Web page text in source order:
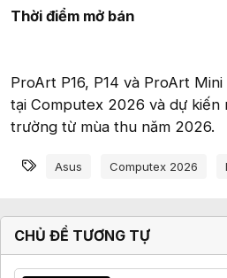
Thời điểm mở bán
ProArt P16, P14 và ProArt
tại Computex 2026 và dự kiến
trường từ mùa thu năm 2026.
Từ khóa
Asus Computex 2026
CHỦ ĐỀ TƯƠNG TỰ